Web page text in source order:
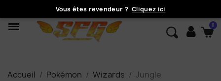
Vous êtes revendeur ? Cliquez ici
Accueil Pokémon Wizards Jungle